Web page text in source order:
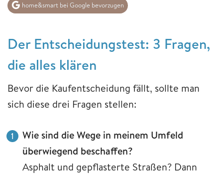
home&smart bei Google bevorzugen
Der Entscheidungstest: 3 Fragen,
die alles klären
Bevor die Kaufentscheidung fällt, sollte man
sich diese drei Fragen stellen:
Wie sind die Wege in meinem Umfeld
überwiegend beschaffen?
Asphalt und gepflasterte Straßen? Dann